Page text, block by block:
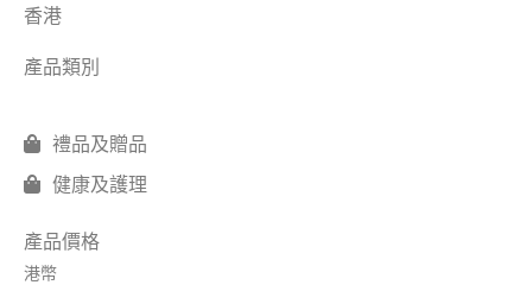
香港
產品類別
禮品及贈品
健康及護理
產品價格
港幣